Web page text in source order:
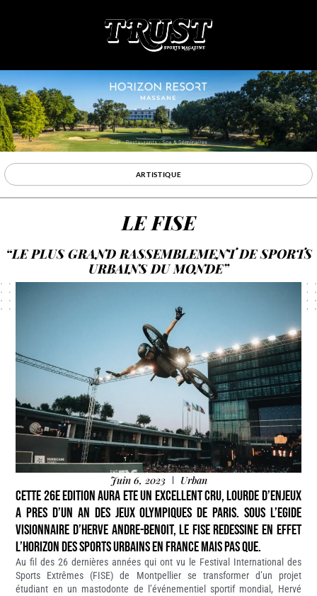
ARTISTIQUE
LE FISE
“LE PLUS GRAND RASSEMBLEMENT DE SPORTS
URBAINS DU MONDE”
Juin 6, 2023 Urban
CETTE 26E EDITION AURA ETE UN EXCELLENT CRU, LOURDE D’ENJEUX
A PRES D’UN AN DES JEUX OLYMPIQUES DE PARIS. SOUS L’EGIDE
VISIONNAIRE D’HERVE ANDRE-BENOIT, LE FISE REDESSINE EN EFFET
L’HORIZON DES SPORTS URBAINS EN FRANCE MAIS PAS QUE.
Au fil des 26 dernières années qui ont vu le Festival International des
Sports Extrêmes (FISE) de Montpellier se transformer d’un projet
étudiant en un mastodonte de l’événementiel sportif mondial, Hervé